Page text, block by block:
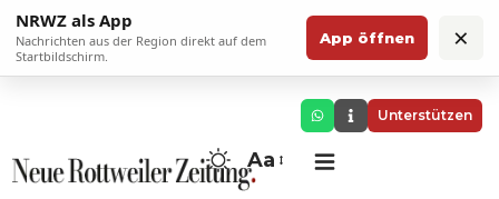
NRWZ als App
Nachrichten aus der Region direkt auf dem
Startbildschirm.
App öffnen ×
Unterstützen
Aa